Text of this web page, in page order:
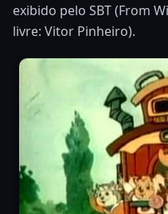
exibido pelo SBT (From
livre: Vitor Pinheiro).